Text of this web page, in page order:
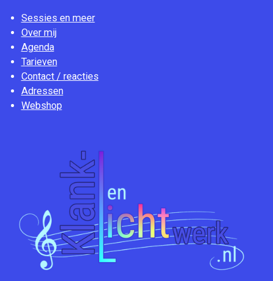
Sessies en meer
Over mij
Agenda
Tarieven
Contact / reacties
Adressen
Webshop